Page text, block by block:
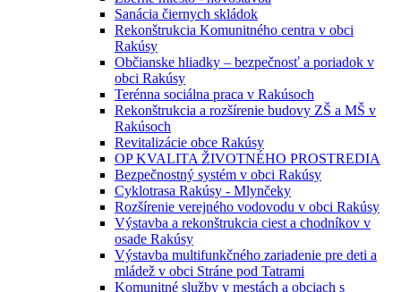
Sanácia čiernych skládok
Rekonštrukcia Komunitného centra v obci
Rakúsy
Občianske hliadky – bezpečnosť a poriadok v
obci Rakúsy
Terénna sociálna praca v Rakúsoch
Rekonštrukcia a rozšírenie budovy ZŠ a MŠ v
Rakúsoch
Revitalizácie obce Rakúsy
OP KVALITA ŽIVOTNÉHO PROSTREDIA
Bezpečnostný systém v obci Rakúsy
Cyklotrasa Rakúsy - Mlynčeky
Rozšírenie verejného vodovodu v obci Rakúsy
Výstavba a rekonštrukcia ciest a chodníkov v
osade Rakúsy
Výstavba multifunkčného zariadenie pre deti a
mládež v obci Stráne pod Tatrami
Komunitné služby v mestách a obciach s